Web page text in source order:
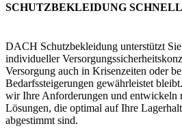
SCHUTZBEKLEIDUNG
DACH Schutzbekleidung unterstützt
individueller
Versorgung auch in Krisenzeiten oder
Bedarfssteigerungen gewährleistet
wir Ihre Anforderungen und entwickeln
Lösungen, die optimal auf Ihre
abgestimmt sind.